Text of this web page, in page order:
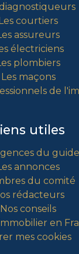
diagnostiqueurs
Les courtiers
assureurs
électriciens
plombiers
Les maçons
de
utiles
du guide
annonces
du comité
rédacteurs
Nos conseils
en
mes cookies